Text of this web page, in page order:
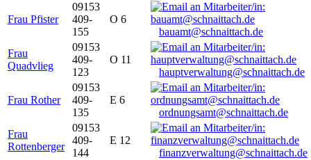
Frau Pfister
09153
409-
155
O 6
bauamt@schnaittach.de
Frau
Quadvlieg
09153
409-
123
O 11
hauptverwaltung@schnaittach.de
Frau Rother
09153
409-
135
E 6
ordnungsamt@schnaittach.de
Frau
Rottenberger
09153
409-
144
E 12
finanzverwaltung@schnaittach.de